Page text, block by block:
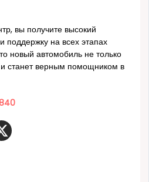
вы получите высокий
поддержку на всех этапах
новый автомобиль не только
и станет верным помощником в